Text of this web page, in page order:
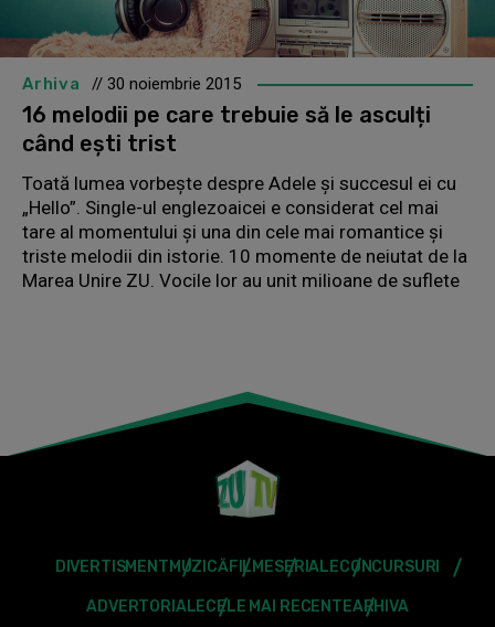
Arhiva // 30 noiembrie 2015
16 melodii pe care trebuie să le asculți
când ești trist
Toată lumea vorbește despre Adele și succesul ei cu
„Hello”. Single-ul englezoaicei e considerat cel mai
tare al momentului și una din cele mai romantice și
triste melodii din istorie. 10 momente de neiutat de la
Marea Unire ZU. Vocile lor au unit milioane de suflete
DIVERTISMENT MUZICĂFILMESERIALECONCURSURI
ADVERTORIALECELE MAI RECENTEARHIVA